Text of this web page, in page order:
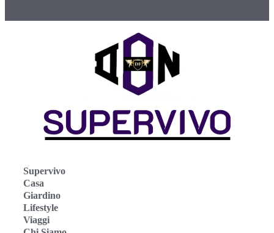
Supervivo
Casa
Giardino
Lifestyle
Viaggi